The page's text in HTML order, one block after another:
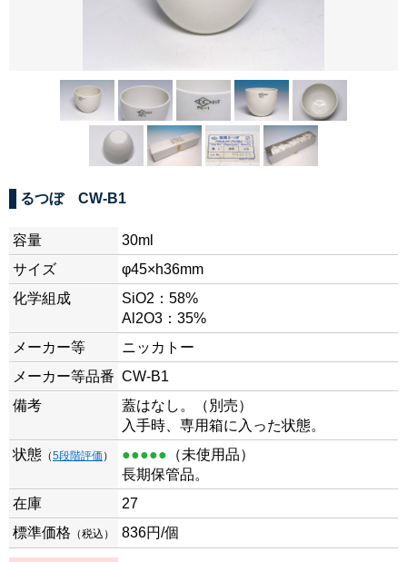
るつぼ CW-B1
容量
30ml
サイズ
φ45×h36mm
化学組成
SiO2：58%
Al2O3：35%
メーカー等
ニッカトー
メーカー等品番 CW-B1
備考
蓋はなし。（別売）
入手時、専用箱に入った状態。
状態 （5段階評価 ） ●●●●● （未使用品）
長期保管品。
在庫
27
標準価格 （税込） 836円/個